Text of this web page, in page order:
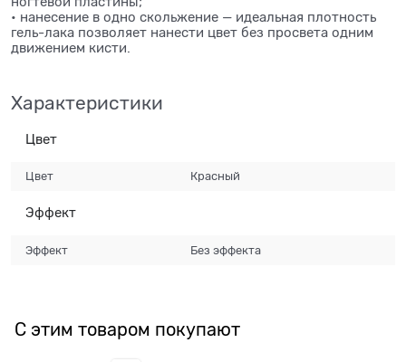
• нанесение в одно скольжение — идеальная плотность
гель-лака позволяет нанести цвет без просвета одним
движением кисти.
Характеристики
Цвет
Цвет Красный
Эффект
Эффект Без эффекта
С этим товаром покупают